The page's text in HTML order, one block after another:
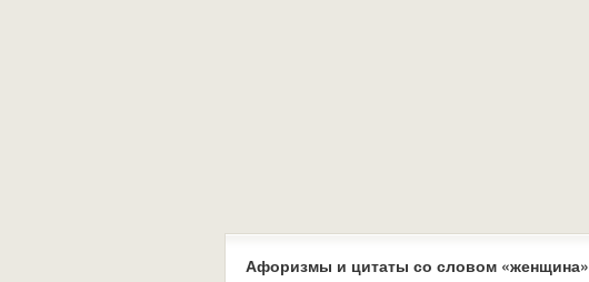
Афоризмы и цитаты со словом «женщина»